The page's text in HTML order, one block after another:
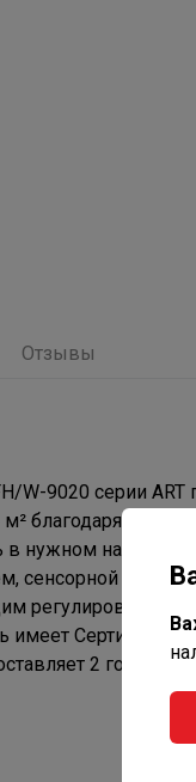
Отзывы
W-9020 серии
благодаря
в нужном
сенсорной
регулировать
Cертификат
2 года.